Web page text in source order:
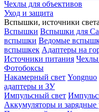
Чехлы для объективов
Уход и защита
Вспышки, источники света
Вспышки Вспышки для
вспышки Ведомые
вспышкек Адаптеры на
Источники питания
Фотобоксы
Накамерный свет Yongnuo
адаптеры и ЗУ
Импульсный свет
Аккумуляторы и зарядные